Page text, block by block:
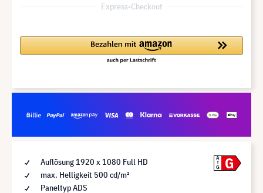
Express-Checkout
Auflösung 1920 x 1080 Full HD
max. Helligkeit 500 cd/m²
Paneltyp ADS
A
G
G